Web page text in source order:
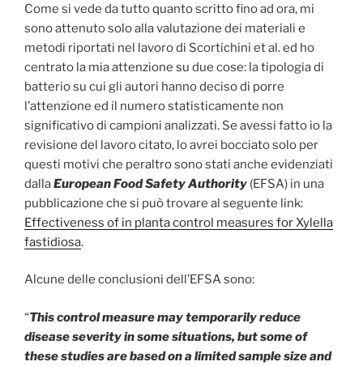
Come si vede da tutto quanto scritto fino ad ora, mi
sono attenuto solo alla valutazione dei materiali e
metodi riportati nel lavoro di Scortichini et al. ed ho
centrato la mia attenzione su due cose: la tipologia di
batterio su cui gli autori hanno deciso di porre
l’attenzione ed il numero statisticamente non
significativo di campioni analizzati. Se avessi fatto io la
revisione del lavoro citato, lo avrei bocciato solo per
questi motivi che peraltro sono stati anche evidenziati
dallaEuropean Food Safety Authority (EFSA) in una
pubblicazione che si può trovare al seguente link:
Effectiveness of in planta control measures for Xylella
fastidiosa.
Alcune delle conclusioni dell’EFSA sono:
“This control measure may temporarily reduce
disease severity in some situations, but some of
these studies are based on a limited sample size and